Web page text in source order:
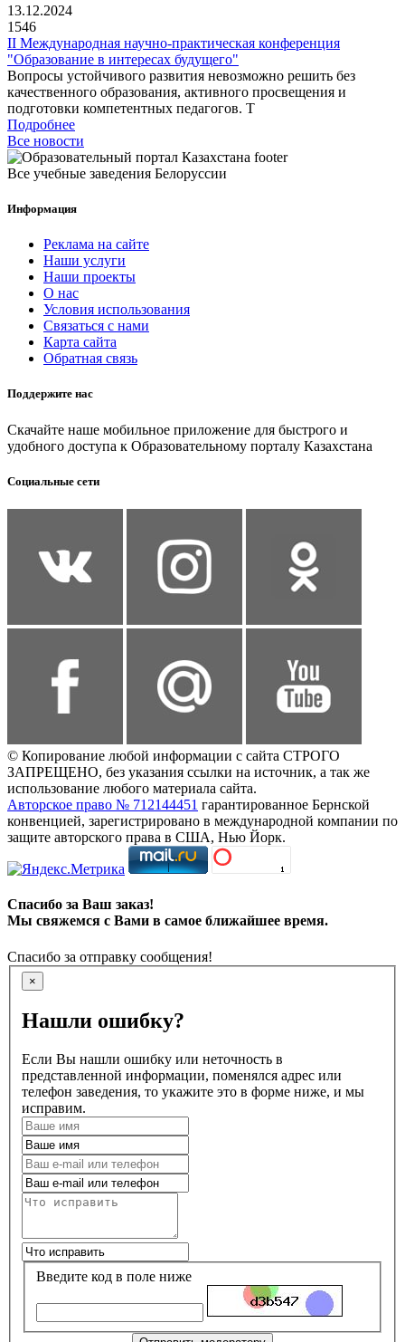
13.12.2024
1546
II Международная научно-практическая конференция
"Образование в интересах будущего"
Вопросы устойчивого развития невозможно решить без
качественного образования, активного просвещения и
подготовки компетентных педагогов. Т
Подробнее
Все новости
Все учебные заведения Белоруссии
Информация
Реклама на сайте
Наши услуги
Наши проекты
О нас
Условия использования
Связаться с нами
Карта сайта
Обратная связь
Поддержите нас
Скачайте наше мобильное приложение для быстрого и
удобного доступа к Образовательному порталу Казахстана
Социальные сети
© Копирование любой информации с сайта СТРОГО
ЗАПРЕЩЕНО, без указания ссылки на источник, а так же
использование любого материала сайта.
Авторское право № 712144451 гарантированное Бернской
конвенцией, зарегистрировано в международной компании по
защите авторского права в США, Нью Йорк.
Спасибо за Ваш заказ!
Мы свяжемся с Вами в самое ближайшее время.
Спасибо за отправку сообщения!
×
Нашли ошибку?
Если Вы нашли ошибку или неточность в
представленной информации, поменялся адрес или
телефон заведения, то укажите это в форме ниже, и мы
исправим.
Введите код в поле ниже